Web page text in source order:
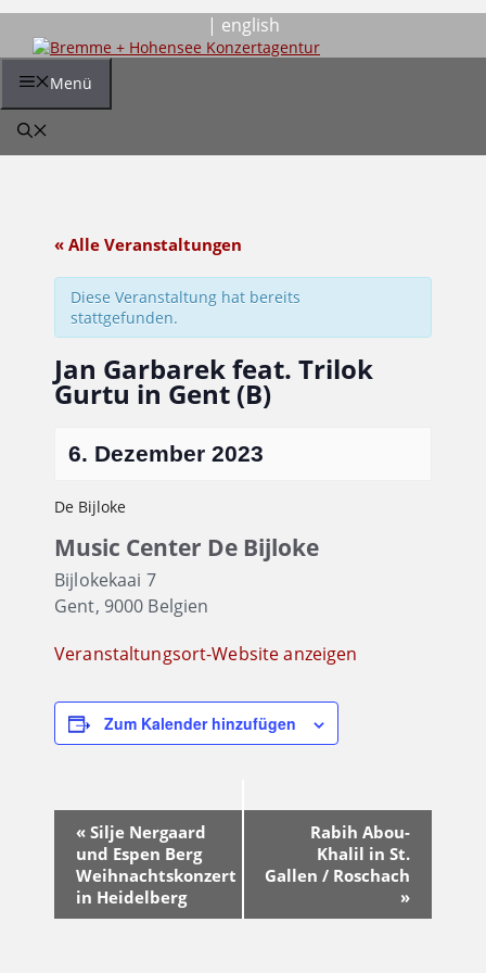
Inhalt
springen
| english
Menü
« Alle Veranstaltungen
Diese Veranstaltung hat bereits
stattgefunden.
Jan Garbarek feat. Trilok
Gurtu in Gent (B)
6. Dezember 2023
De Bijloke
Music Center De Bijloke
Bijlokekaai 7
Gent, 9000 Belgien
Veranstaltungsort-Website anzeigen
Zum Kalender hinzufügen
Veranstaltung-
Navigation
« Silje Nergaard
und Espen Berg
Weihnachtskonzert
in Heidelberg
Rabih Abou-
Khalil in St.
Gallen / Roschach
»